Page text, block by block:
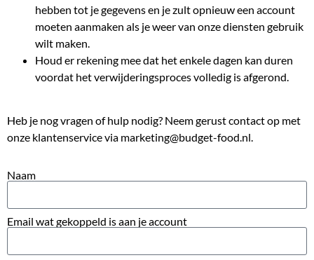
hebben tot je gegevens en je zult opnieuw een account
moeten aanmaken als je weer van onze diensten gebruik
wilt maken.
Houd er rekening mee dat het enkele dagen kan duren
voordat het verwijderingsproces volledig is afgerond.
Heb je nog vragen of hulp nodig? Neem gerust contact op met
onze klantenservice via marketing@budget-food.nl.
Naam
Email wat gekoppeld is aan je account